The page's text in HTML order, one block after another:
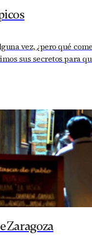
vez, ¿pero qué
sus secretos para
Zaragoza